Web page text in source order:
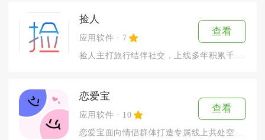
捡人
应用软件 7
查看
恋爱宝
应用软件 10
查看
恋爱宝面向情侣群体打造专属线上共处空间，整合资金记账、心愿规...